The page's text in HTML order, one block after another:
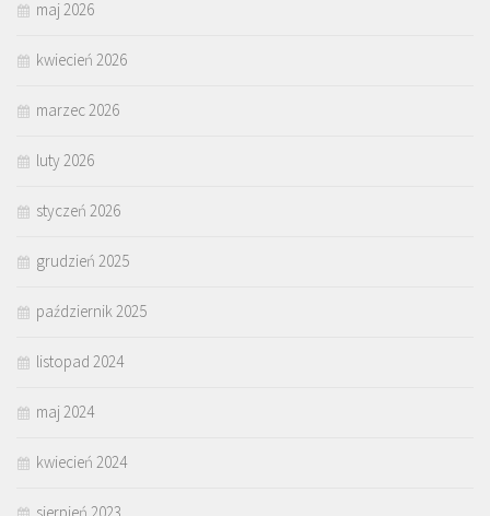
maj 2026
kwiecień 2026
marzec 2026
luty 2026
styczeń 2026
grudzień 2025
październik 2025
listopad 2024
maj 2024
kwiecień 2024